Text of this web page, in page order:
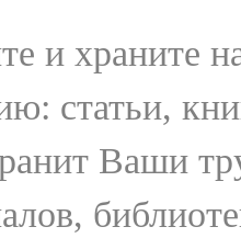
и храните
статьи,
Ваши